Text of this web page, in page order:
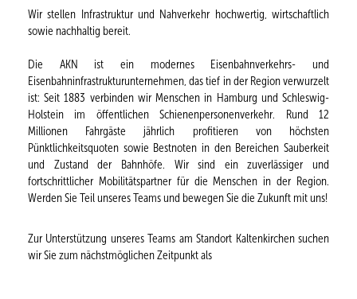
Wir stellen Infrastruktur und Nahverkehr hochwertig, wirtschaftlich
sowie nachhaltig bereit.
Die AKN ist ein modernes Eisenbahnverkehrs- und
Eisenbahninfrastrukturunternehmen, das tief in der Region verwurzelt
ist: Seit 1883 verbinden wir Menschen in Hamburg und Schleswig-
Holstein im öffentlichen Schienenpersonenverkehr. Rund 12
Millionen Fahrgäste jährlich profitieren von höchsten
Pünktlichkeitsquoten sowie Bestnoten in den Bereichen Sauberkeit
und Zustand der Bahnhöfe. Wir sind ein zuverlässiger und
fortschrittlicher Mobilitätspartner für die Menschen in der Region.
Werden Sie Teil unseres Teams und bewegen Sie die Zukunft mit uns!
Zur Unterstützung unseres Teams am Standort Kaltenkirchen suchen
wir Sie zum nächstmöglichen Zeitpunkt als